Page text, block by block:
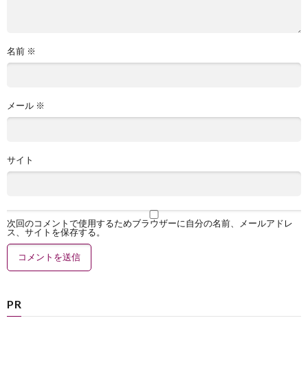
名前 ※
メール ※
サイト
次回のコメントで使用するためブラウザーに自分の名前、メールアドレ
ス、サイトを保存する。
PR